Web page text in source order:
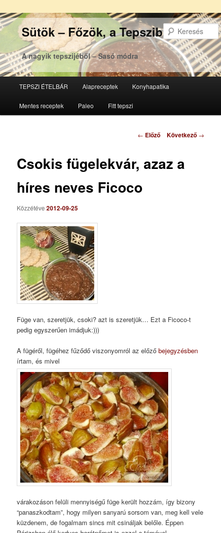
Sütök – Főzök, a Tepsziből
A nagyik tepszijéből – Sasó módra
Tovább
az
Tovább
a
TEPSZI ÉTELBÁR Alapreceptek Konyhapatika
Mentes receptek Paleo Fitt tepszi
Bejegyzés
← Előző Következő →
Csokis fügelekvár, azaz a
híres neves Ficoco
Közzétéve2012-09-25
Füge van, szeretjük, csoki? azt is szeretjük… Ezt a Ficoco-t
pedig egyszerűen imádjuk:)))
A fügéről, fügéhez fűződő viszonyomról az előzőbejegyzésben
írtam, és mivel
várakozáson felüli mennyiségű füge került hozzám, így bizony
“panaszkodtam”, hogy milyen sanyarú sorsom van, meg kell vele
küzdenem, de fogalmam sincs mit csináljak belőle. Éppen